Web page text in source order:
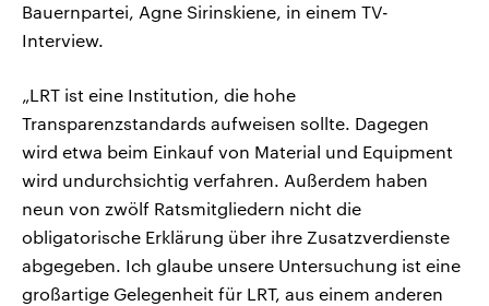
Bauernpartei, Agne Sirinskiene, in einem TV-
Interview.
„LRT ist eine Institution, die hohe
Transparenzstandards aufweisen sollte. Dagegen
wird etwa beim Einkauf von Material und Equipment
wird undurchsichtig verfahren. Außerdem haben
neun von zwölf Ratsmitgliedern nicht die
obligatorische Erklärung über ihre Zusatzverdienste
abgegeben. Ich glaube unsere Untersuchung ist eine
großartige Gelegenheit für LRT, aus einem anderen